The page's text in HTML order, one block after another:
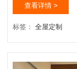
柜、步入式衣帽间
重要手段之一。全屋
费者越来越注重生活
艺术价值...
查看详情 >
标签： 全屋定制